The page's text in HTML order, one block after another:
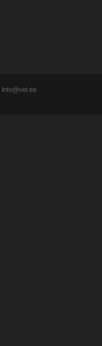
info@vid.ee